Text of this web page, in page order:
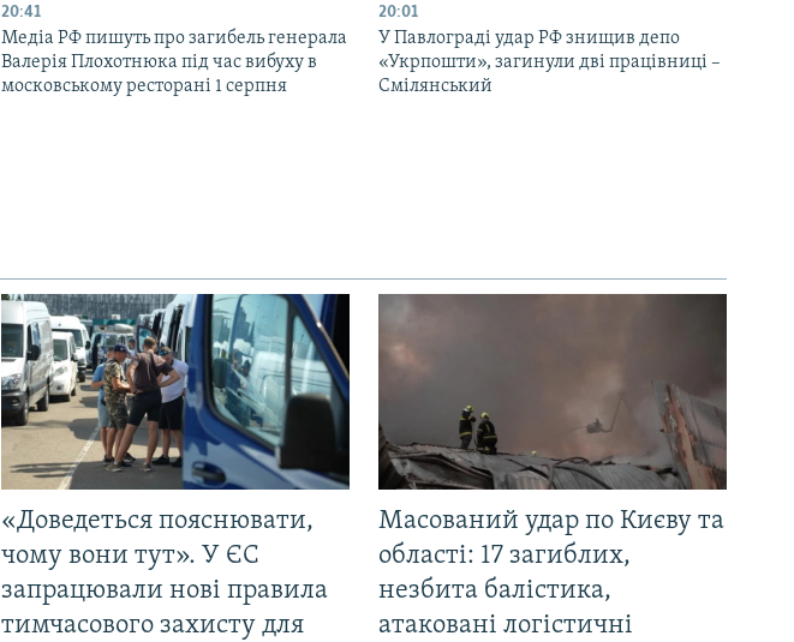
20:41
Медіа РФ пишуть про загибель генерала
Валерія Плохотнюка під час вибуху в
московському ресторані 1 серпня
20:01
У Павлограді удар РФ знищив депо
«Укрпошти», загинули дві працівниці –
Смілянський
«Доведеться пояснювати,
чому вони тут». У ЄС
запрацювали нові правила
тимчасового захисту для
Масований удар по Києву та
області: 17 загиблих,
незбита балістика,
атаковані логістичні